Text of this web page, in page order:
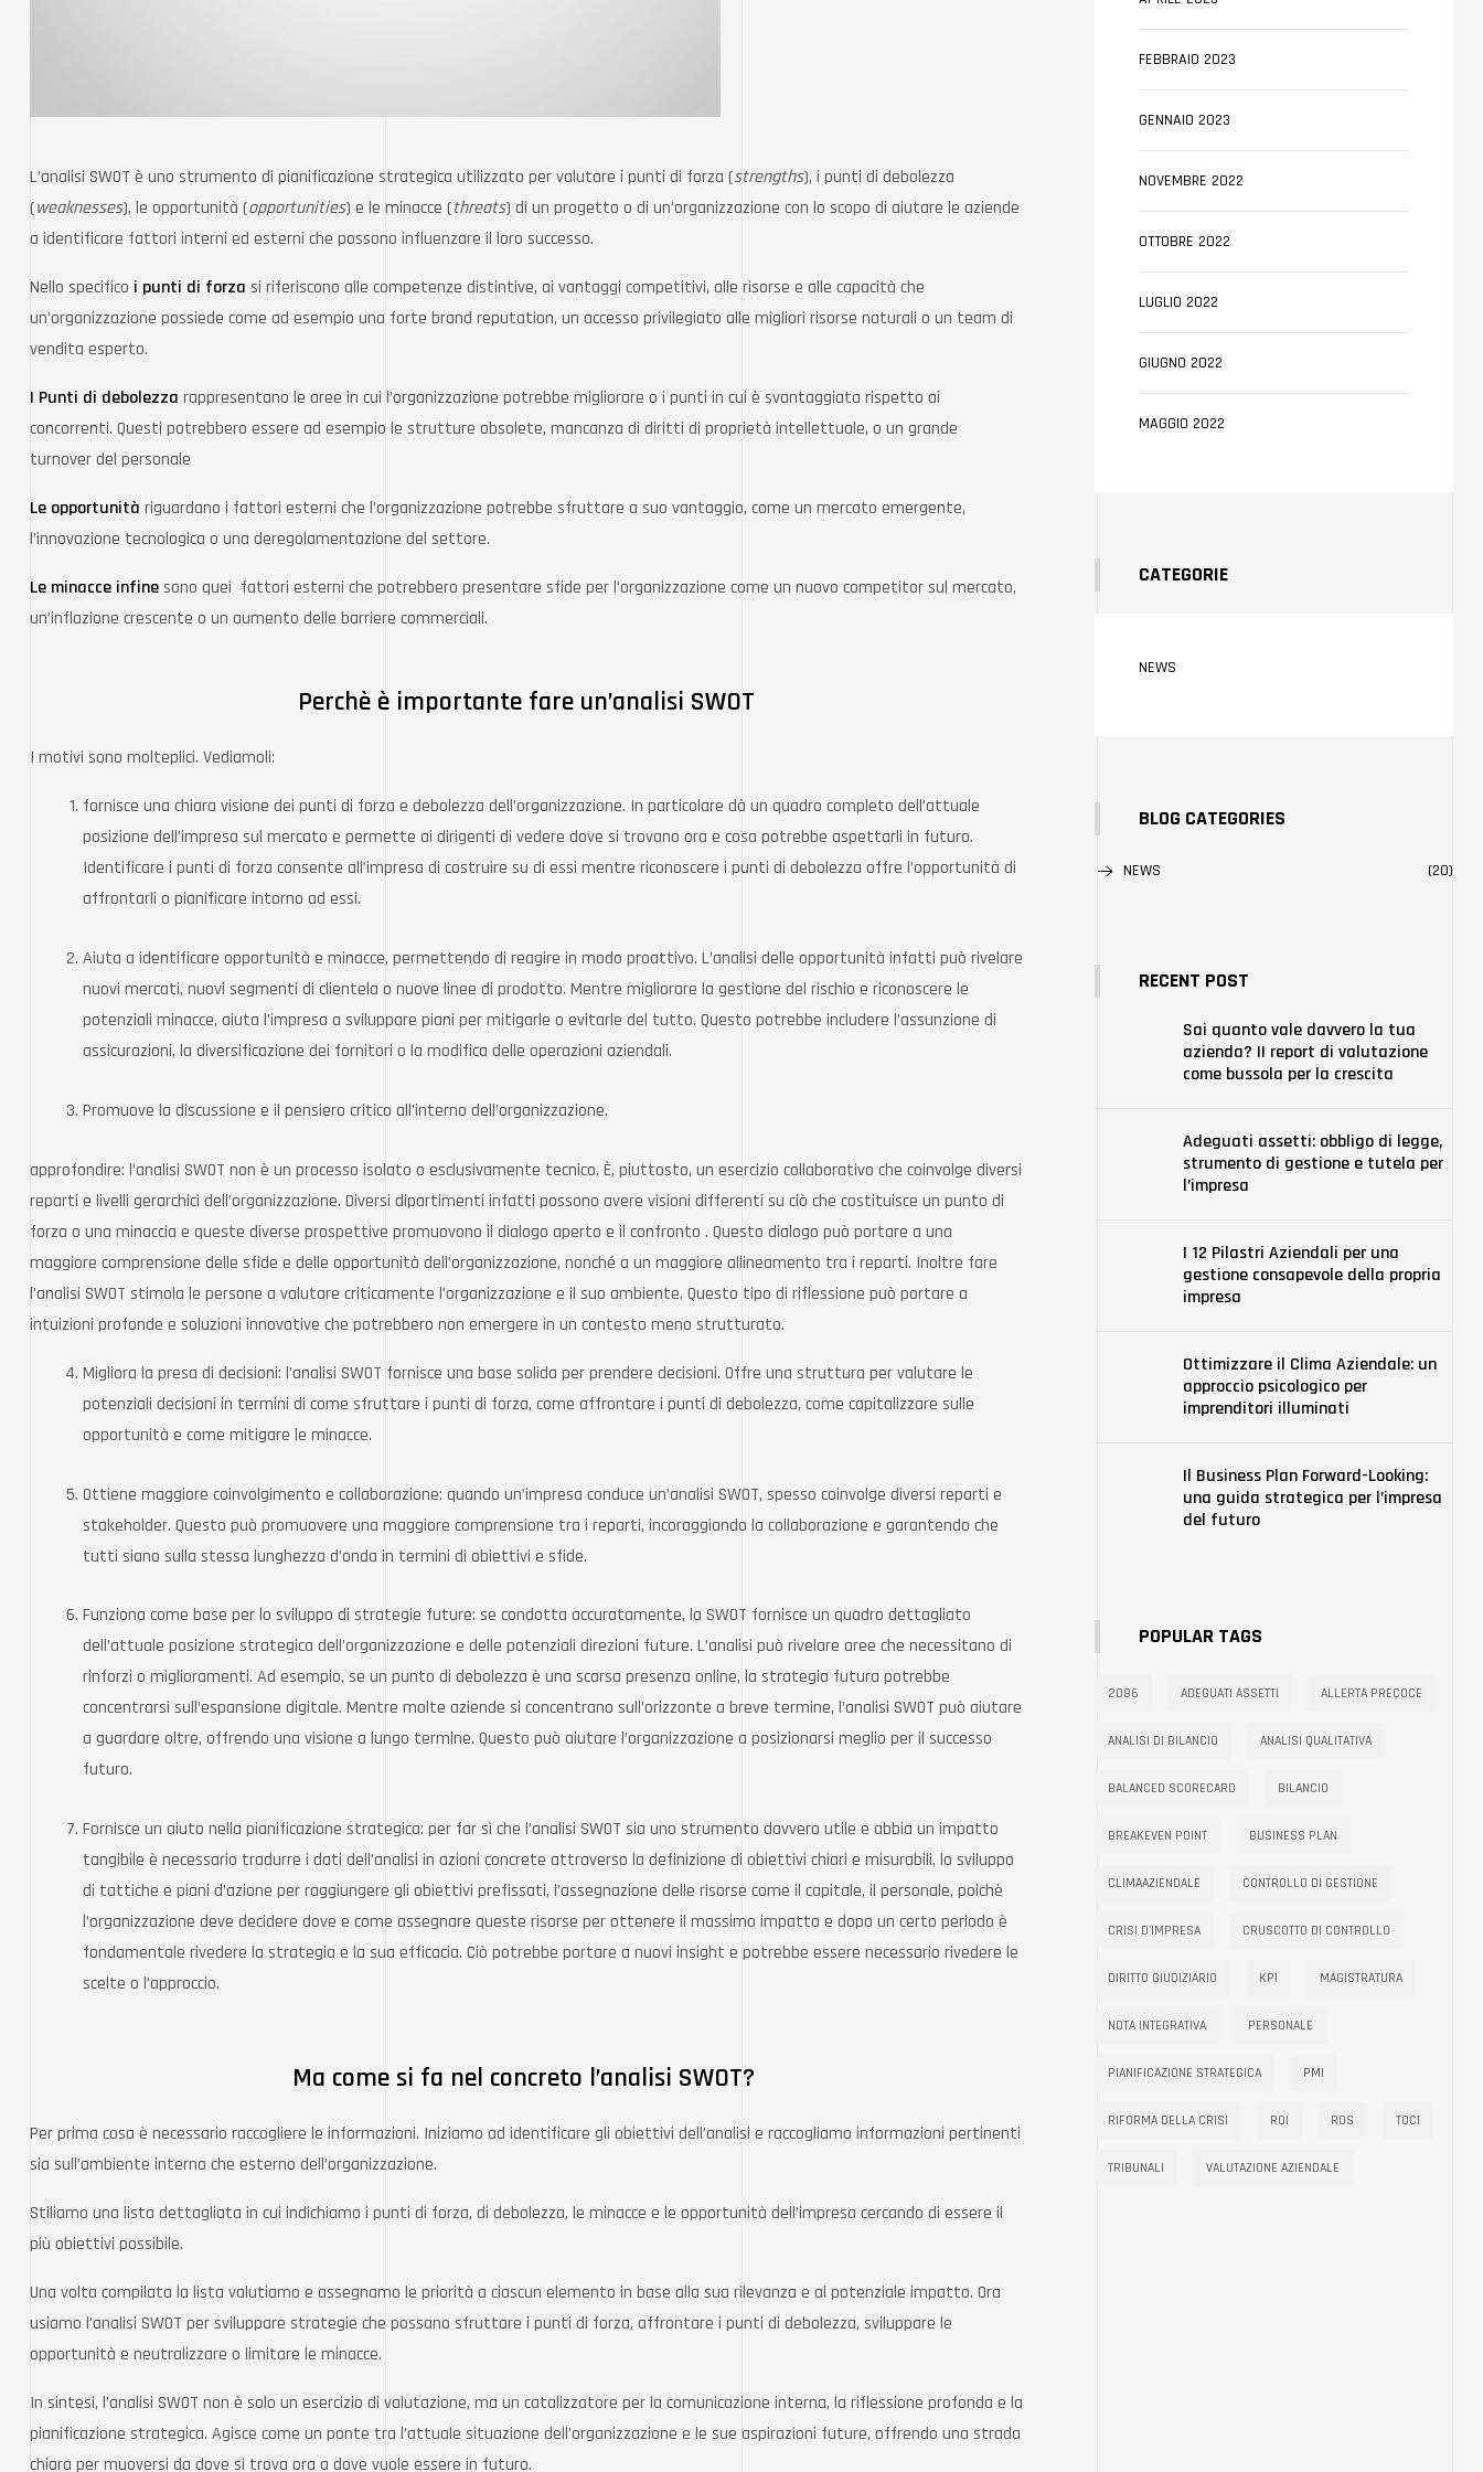
L’analisi SWOT è uno strumento di pianificazione strategica utilizzato per valutare i punti di forza (strengths), i punti di debolezza
(weaknesses), le opportunità (opportunities) e le minacce (threats) di un progetto o di un’organizzazione con lo scopo di aiutare le aziende
a identificare fattori interni ed esterni che possono influenzare il loro successo.
Nello specifico i punti di forza si riferiscono alle competenze distintive, ai vantaggi competitivi, alle risorse e alle capacità che
un’organizzazione possiede come ad esempio una forte brand reputation, un accesso privilegiato alle migliori risorse naturali o un team di
vendita esperto.
I Punti di debolezza rappresentano le aree in cui l’organizzazione potrebbe migliorare o i punti in cui è svantaggiata rispetto ai
concorrenti. Questi potrebbero essere ad esempio le strutture obsolete, mancanza di diritti di proprietà intellettuale, o un grande
turnover del personale
Le opportunità riguardano i fattori esterni che l’organizzazione potrebbe sfruttare a suo vantaggio, come un mercato emergente,
l’innovazione tecnologica o una deregolamentazione del settore.
Le minacce infinesono quei fattori esterni che potrebbero presentare sfide per l’organizzazione come un nuovo competitor sul mercato,
un’inflazione crescente o un aumento delle barriere commerciali.
Perchè è importante fare un’analisi SWOT
I motivi sono molteplici. Vediamoli:
fornisce una chiara visione dei punti di forza e debolezza dell’organizzazione. In particolare dà un quadro completo dell’attuale
posizione dell’impresa sul mercato e permette ai dirigenti di vedere dove si trovano ora e cosa potrebbe aspettarli in futuro.
Identificare i punti di forza consente all’impresa di costruire su di essi mentre riconoscere i punti di debolezza offre l’opportunità di
affrontarli o pianificare intorno ad essi.
Aiuta a identificare opportunità e minacce, permettendo di reagire in modo proattivo. L’analisi delle opportunità infatti può rivelare
nuovi mercati, nuovi segmenti di clientela o nuove linee di prodotto. Mentre migliorare la gestione del rischio e riconoscere le
potenziali minacce, aiuta l’impresa a sviluppare piani per mitigarle o evitarle del tutto. Questo potrebbe includere l’assunzione di
assicurazioni, la diversificazione dei fornitori o la modifica delle operazioni aziendali.
Promuove la discussione e il pensiero critico all’interno dell’organizzazione.
approfondire: l’analisi SWOT non è un processo isolato o esclusivamente tecnico. È, piuttosto, un esercizio collaborativo che coinvolge diversi
reparti e livelli gerarchici dell’organizzazione. Diversi dipartimenti infatti possono avere visioni differenti su ciò che costituisce un punto di
forza o una minaccia e queste diverse prospettive promuovono il dialogo aperto e il confronto . Questo dialogo può portare a una
maggiore comprensione delle sfide e delle opportunità dell’organizzazione, nonché a un maggiore allineamento tra i reparti. Inoltre fare
l’analisi SWOT stimola le persone a valutare criticamente l’organizzazione e il suo ambiente. Questo tipo di riflessione può portare a
intuizioni profonde e soluzioni innovative che potrebbero non emergere in un contesto meno strutturato.
Migliora la presa di decisioni: l’analisi SWOT fornisce una base solida per prendere decisioni. Offre una struttura per valutare le
potenziali decisioni in termini di come sfruttare i punti di forza, come affrontare i punti di debolezza, come capitalizzare sulle
opportunità e come mitigare le minacce.
Ottiene maggiore coinvolgimento e collaborazione: quando un’impresa conduce un’analisi SWOT, spesso coinvolge diversi reparti e
stakeholder. Questo può promuovere una maggiore comprensione tra i reparti, incoraggiando la collaborazione e garantendo che
tutti siano sulla stessa lunghezza d’onda in termini di obiettivi e sfide.
Funziona come base per lo sviluppo di strategie future: se condotta accuratamente, la SWOT fornisce un quadro dettagliato
dell’attuale posizione strategica dell’organizzazione e delle potenziali direzioni future. L’analisi può rivelare aree che necessitano di
rinforzi o miglioramenti. Ad esempio, se un punto di debolezza è una scarsa presenza online, la strategia futura potrebbe
concentrarsi sull’espansione digitale. Mentre molte aziende si concentrano sull’orizzonte a breve termine, l’analisi SWOT può aiutare
a guardare oltre, offrendo una visione a lungo termine. Questo può aiutare l’organizzazione a posizionarsi meglio per il successo
futuro.
Fornisce un aiuto nella pianificazione strategica: per far sì che l’analisi SWOT sia uno strumento davvero utile e abbia un impatto
tangibile è necessario tradurre i dati dell’analisi in azioni concrete attraverso la definizione di obiettivi chiari e misurabili, lo sviluppo
di tattiche e piani d’azione per raggiungere gli obiettivi prefissati, l’assegnazione delle risorse come il capitale, il personale, poichè
l’organizzazione deve decidere dove e come assegnare queste risorse per ottenere il massimo impatto e dopo un certo periodo è
fondamentale rivedere la strategia e la sua efficacia. Ciò potrebbe portare a nuovi insight e potrebbe essere necessario rivedere le
scelte o l’approccio.
Ma come si fa nel concreto l’analisi SWOT?
Per prima cosa è necessario raccogliere le informazioni. Iniziamo ad identificare gli obiettivi dell’analisi e raccogliamo informazioni pertinenti
sia sull’ambiente interno che esterno dell’organizzazione.
Stiliamo una lista dettagliata in cui indichiamo i punti di forza, di debolezza, le minacce e le opportunità dell’impresa cercando di essere il
più obiettivi possibile.
Una volta compilata la lista valutiamo e assegnamo le priorità a ciascun elemento in base alla sua rilevanza e al potenziale impatto. Ora
usiamo l’analisi SWOT per sviluppare strategie che possano sfruttare i punti di forza, affrontare i punti di debolezza, sviluppare le
opportunità e neutralizzare o limitare le minacce.
In sintesi, l’analisi SWOT non è solo un esercizio di valutazione, ma un catalizzatore per la comunicazione interna, la riflessione profonda e la
pianificazione strategica. Agisce come un ponte tra l’attuale situazione dell’organizzazione e le sue aspirazioni future, offrendo una strada
chiara per muoversi da dove si trova ora a dove vuole essere in futuro.
FEBBRAIO 2023
GENNAIO 2023
NOVEMBRE 2022
OTTOBRE 2022
LUGLIO 2022
GIUGNO 2022
MAGGIO 2022
CATEGORIE
NEWS
BLOG CATEGORIES
NEWS (20)
RECENT POST
Sai quanto vale davvero la tua
azienda? II report di valutazione
come bussola per la crescita
Adeguati assetti: obbligo di legge,
strumento di gestione e tutela per
l’impresa
I 12 Pilastri Aziendali per una
gestione consapevole della propria
impresa
Ottimizzare il Clima Aziendale: un
approccio psicologico per
imprenditori illuminati
Il Business Plan Forward-Looking:
una guida strategica per l’impresa
del futuro
POPULAR TAGS
2086 ADEGUATI ASSETTI ALLERTA PRECOCE
ANALISI DI BILANCIO ANALISI QUALITATIVA
BALANCED SCORECARD BILANCIO
BREAKEVEN POINT BUSINESS PLAN
CLIMAAZIENDALE CONTROLLO DI GESTIONE
CRISI D'IMPRESA CRUSCOTTO DI CONTROLLO
DIRITTO GIUDIZIARIO KPI MAGISTRATURA
NOTA INTEGRATIVA PERSONALE
PIANIFICAZIONE STRATEGICA PMI
RIFORMA DELLA CRISI ROI ROS TOCI
TRIBUNALI VALUTAZIONE AZIENDALE